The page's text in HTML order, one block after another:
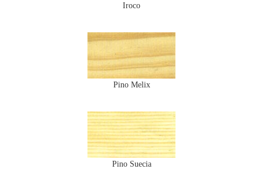
Iroco
Pino Melix
Pino Suecia